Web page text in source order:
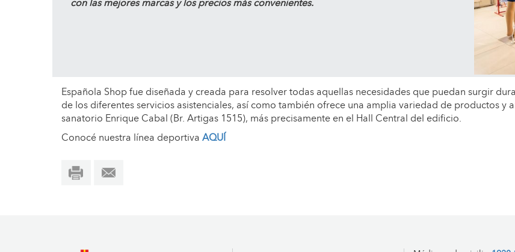
con lasmejores marcasy los precios más convenientes.
Española Shop fue diseñada y creada para resolver todas aquellas necesidades que puedan surgir
de los diferentes servicios asistenciales, así como también ofrece una amplia variedad de productos y
sanatorio Enrique Cabal (Br. Artigas 1515), más precisamente en el Hall Central del edificio.
Conocé nuestra línea deportiva AQUÍ